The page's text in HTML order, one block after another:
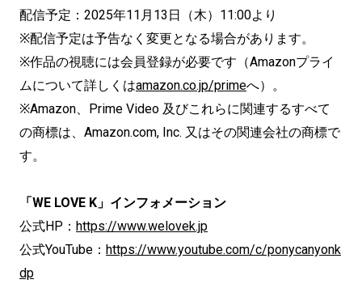
配信予定：2025年11月13日（木）11:00より
※配信予定は予告なく変更となる場合があります。
※作品の視聴には会員登録が必要です（Amazonプライ
ムについて詳しくはamazon.co.jp/primeへ）。
※Amazon、Prime Video 及びこれらに関連するすべて
の商標は、Amazon.com, Inc. 又はその関連会社の商標で
す。
「WE LOVE K」インフォメーション
公式HP： https://www.welovek.jp
公式YouTube： https://www.youtube.com/c/ponycanyonk
dp